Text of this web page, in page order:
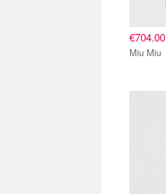
€704.00